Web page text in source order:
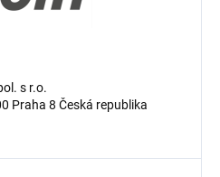
s r.o.
Praha 8 Česká republika